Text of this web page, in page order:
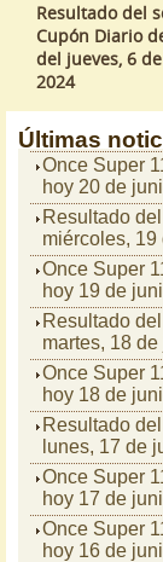
Resultado del
Cupón Diario
del jueves, 6
2024
Últimas
Once Super
hoy 20 de
Resultado
miércoles,
Once Super
hoy 19 de
Resultado
martes, 18
Once Super
hoy 18 de
Resultado
lunes, 17 de
Once Super
hoy 17 de
Once Super
hoy 16 de